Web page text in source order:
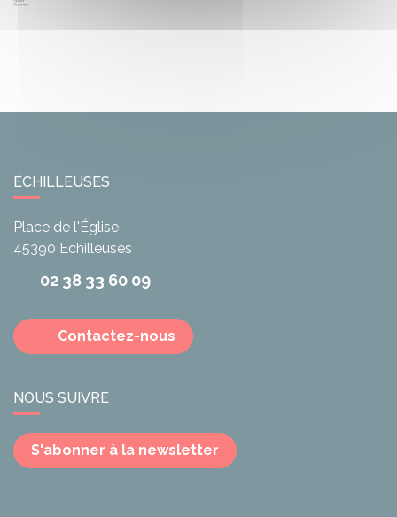
ÉCHILLEUSES
Place de l'Église
45390 Echilleuses
02 38 33 60 09
Contactez-nous
NOUS SUIVRE
S'abonner à la newsletter